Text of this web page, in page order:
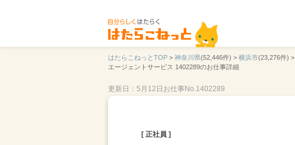
はたらこねっとTOP > 神奈川県(52,446件) > 横浜市(23,276件) >
エージェントサービス 1402289のお仕事詳細
更新日：5月12日 お仕事No.1402289
[ 正社員 ]